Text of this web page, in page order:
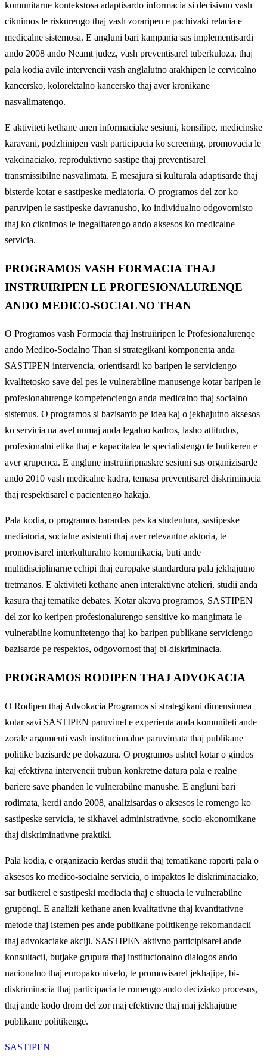
komunitarne kontekstosa adaptisardo informacia si decisivno vash
ciknimos le riskurengo thaj vash zoraripen e pachivaki relacia e
medicalne sistemosa. E angluni bari kampania sas implementisardi
ando 2008 ando Neamt judez, vash preventisarel tuberkuloza, thaj
pala kodia avile intervencii vash anglalutno arakhipen le cervicalno
kancersko, kolorektalno kancersko thaj aver kronikane
nasvalimatenqo.
E aktiviteti kethane anen informaciake sesiuni, konsilipe, medicinske
karavani, podzhinipen vash participacia ko screening, promovacia le
vakcinaciako, reproduktivno sastipe thaj preventisarel
transmissibilne nasvalimata. E mesajura si kulturala adaptisarde thaj
bisterde kotar e sastipeske mediatoria. O programos del zor ko
paruvipen le sastipeske davranusho, ko individualno odgovornisto
thaj ko ciknimos le inegalitatengo ando aksesos ko medicalne
servicia.
PROGRAMOS VASH FORMACIA THAJ
INSTRUIRIPEN LE PROFESIONALURENQE
ANDO MEDICO-SOCIALNO THAN
O Programos vash Formacia thaj Instruiiripen le Profesionalurenqe
ando Medico-Socialno Than si strategikani komponenta anda
SASTIPEN intervencia, orientisardi ko baripen le serviciengo
kvalitetosko save del pes le vulnerabilne manusenge kotar baripen le
profesionalurenge kompetenciengo anda medicalno thaj socialno
sistemus. O programos si bazisardo pe idea kaj o jekhajutno aksesos
ko servicia na avel numaj anda legalno kadros, lasho attitudos,
profesionalni etika thaj e kapacitatea le specialistengo te butikeren e
aver grupenca. E anglune instruiiripnaskre sesiuni sas organizisarde
ando 2010 vash medicalne kadra, temasa preventisarel diskriminacia
thaj respektisarel e pacientengo hakaja.
Pala kodia, o programos barardas pes ka studentura, sastipeske
mediatoria, socialne asistenti thaj aver relevantne aktoria, te
promovisarel interkulturalno komunikacia, buti ande
multidisciplinarne echipi thaj europake standardura pala jekhajutno
tretmanos. E aktiviteti kethane anen interaktivne atelieri, studii anda
kasura thaj tematike debates. Kotar akava programos, SASTIPEN
del zor ko keripen profesionalurengo sensitive ko mangimata le
vulnerabilne komunitetengo thaj ko baripen publikane serviciengo
bazisarde pe respektos, odgovornost thaj bi-diskriminacia.
PROGRAMOS RODIPEN THAJ ADVOKACIA
O Rodipen thaj Advokacia Programos si strategikani dimensiunea
kotar savi SASTIPEN paruvinel e experienta anda komuniteti ande
zorale argumenti vash institucionalne paruvimata thaj publikane
politike bazisarde pe dokazura. O programos ushtel kotar o gindos
kaj efektivna intervencii trubun konkretne datura pala e realne
bariere save phanden le vulnerabilne manushe. E angluni bari
rodimata, kerdi ando 2008, analizisardas o aksesos le romengo ko
sastipeske servicia, te sikhavel administrativne, socio-ekonomikane
thaj diskriminativne praktiki.
Pala kodia, e organizacia kerdas studii thaj tematikane raporti pala o
aksesos ko medico-socialne servicia, o impaktos le diskriminaciako,
sar butikerel e sastipeski mediacia thaj e situacia le vulnerabilne
gruponqi. E analizii kethane anen kvalitativne thaj kvantitativne
metode thaj istemen pes ande publikane politikenge rekomandacii
thaj advokaciake akciji. SASTIPEN aktivno participisarel ande
konsultacii, butjake grupura thaj institucionalno dialogos ando
nacionalno thaj europako nivelo, te promovisarel jekhajipe, bi-
diskriminacia thaj participacia le romengo ando deciziako procesus,
thaj ande kodo drom del zor maj efektivne thaj maj jekhajutne
publikane politikenge.
SASTIPEN